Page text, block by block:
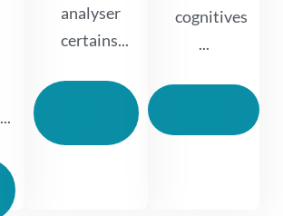
analyser
certains...
cognitives
...